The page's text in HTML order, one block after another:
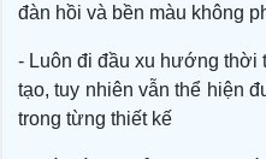
đàn hồi và bền màu không
- Luôn đi đầu xu hướng thời
tạo, tuy nhiên vẫn thể hiện
trong từng thiết kế